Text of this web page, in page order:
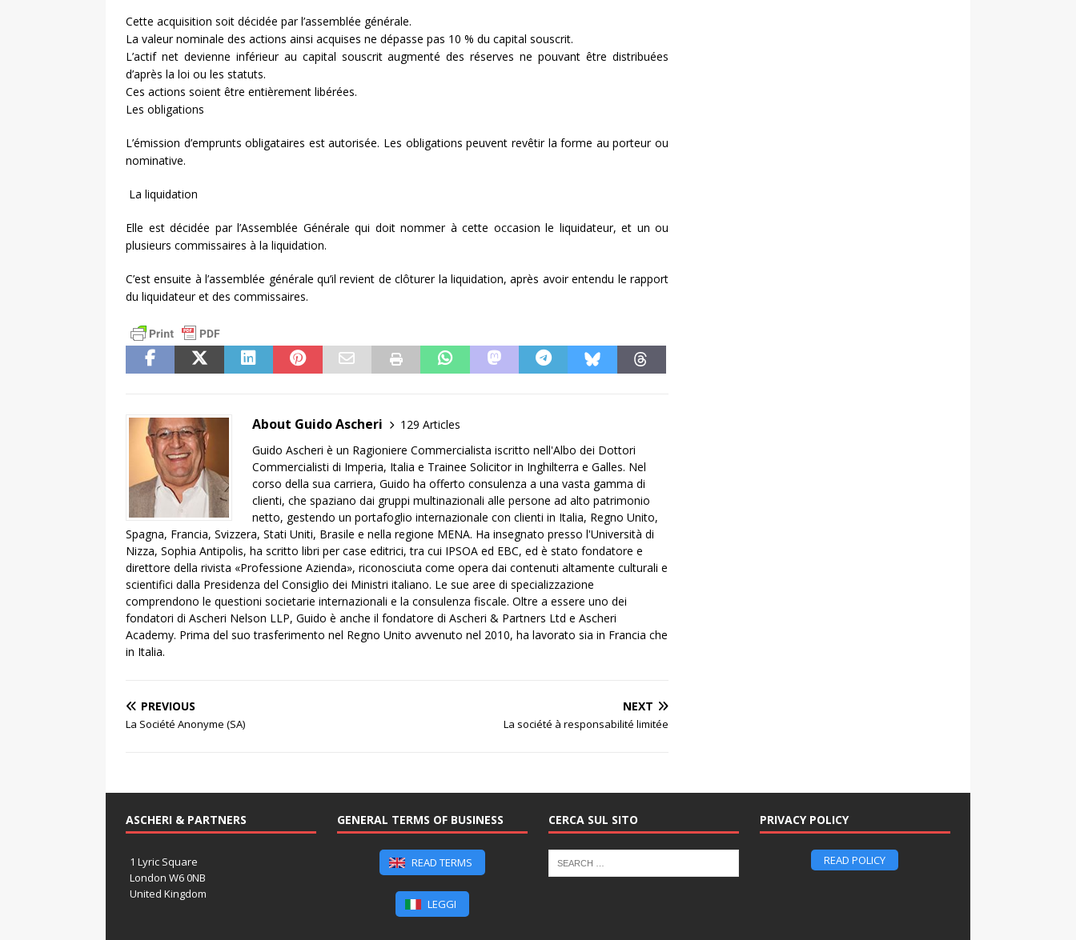
Cette acquisition soit décidée par l’assemblée générale.
La valeur nominale des actions ainsi acquises ne dépasse pas 10 % du capital souscrit.
L’actif net devienne inférieur au capital souscrit augmenté des réserves ne pouvant être distribuées
d’après la loi ou les statuts.
Ces actions soient être entièrement libérées.
Les obligations
L’émission d’emprunts obligataires est autorisée. Les obligations peuvent revêtir la forme au porteur ou
nominative.
La liquidation
Elle est décidée par l’Assemblée Générale qui doit nommer à cette occasion le liquidateur, et un ou
plusieurs commissaires à la liquidation.
C’est ensuite à l’assemblée générale qu’il revient de clôturer la liquidation, après avoir entendu le rapport
du liquidateur et des commissaires.
About Guido Ascheri
129 Articles
Guido Ascheri è un Ragioniere Commercialista iscritto nell'Albo dei Dottori
Commercialisti di Imperia, Italia e Trainee Solicitor in Inghilterra e Galles. Nel
corso della sua carriera, Guido ha offerto consulenza a una vasta gamma di
clienti, che spaziano dai gruppi multinazionali alle persone ad alto patrimonio
netto, gestendo un portafoglio internazionale con clienti in Italia, Regno Unito,
Spagna, Francia, Svizzera, Stati Uniti, Brasile e nella regione MENA. Ha insegnato presso l'Università di
Nizza, Sophia Antipolis, ha scritto libri per case editrici, tra cui IPSOA ed EBC, ed è stato fondatore e
direttore della rivista «Professione Azienda», riconosciuta come opera dai contenuti altamente culturali e
scientifici dalla Presidenza del Consiglio dei Ministri italiano. Le sue aree di specializzazione
comprendono le questioni societarie internazionali e la consulenza fiscale. Oltre a essere uno dei
fondatori di Ascheri Nelson LLP, Guido è anche il fondatore di Ascheri & Partners Ltd e Ascheri
Academy. Prima del suo trasferimento nel Regno Unito avvenuto nel 2010, ha lavorato sia in Francia che
in Italia.
PREVIOUS
La Société Anonyme (SA)
NEXT
La société à responsabilité limitée
ASCHERI & PARTNERS
1 Lyric Square
London W6 0NB
United Kingdom
GENERAL TERMS OF BUSINESS
READ TERMS
LEGGI
CERCA SUL SITO PRIVACY POLICY
READ POLICY